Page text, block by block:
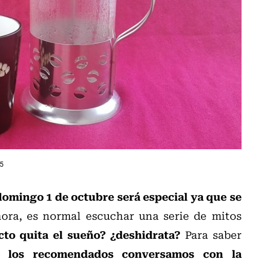
1 de octubre será especial ya que se
es normal escuchar una serie de mitos
quita el sueño? ¿deshidrata? Para saber
recomendados conversamos con la